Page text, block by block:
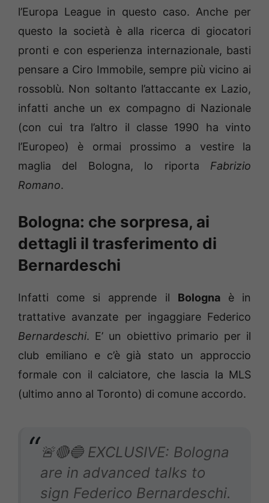
l’Europa League in questo caso. Anche per
questo la società è alla ricerca di giocatori
pronti e con esperienza internazionale, basti
pensare a Ciro Immobile, sempre più vicino ai
rossoblù. Non soltanto l’attaccante ex Lazio,
infatti anche un ex compagno di Nazionale
(con cui tra l’altro il classe 1990 ha vinto
l’Europeo) è ormai prossimo a vestire la
maglia del Bologna, lo riporta Fabrizio
Romano.
Bologna: che sorpresa, ai
dettagli il trasferimento di
Bernardeschi
Infatti come si apprende il Bolognaè in
trattative avanzate per ingaggiare Federico
Bernardeschi. E’ un obiettivo primario per il
club emiliano e c’è già stato un approccio
formale con il calciatore, che lascia la MLS
(ultimo anno al Toronto) di comune accordo.
🚨🔴🔵 EXCLUSIVE: Bologna
are in advanced talks to
sign Federico Bernardeschi.